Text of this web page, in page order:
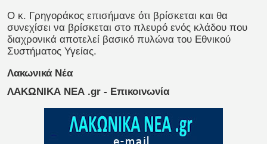
Ο κ. Γρηγοράκος επισήμανε ότι βρίσκεται και θα
συνεχίσει να βρίσκεται στο πλευρό ενός κλάδου που
διαχρονικά αποτελεί βασικό πυλώνα του Εθνικού
Συστήματος Υγείας.
Λακωνικά Νέα
ΛΑΚΩΝΙΚΑ ΝΕΑ .gr - Επικοινωνία